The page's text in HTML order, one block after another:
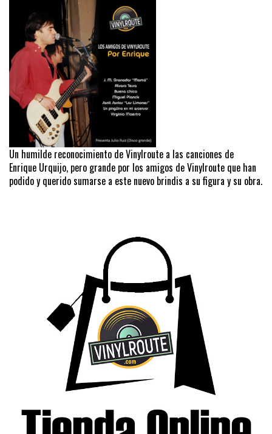
Un humilde reconocimiento de Vinylroute a las canciones de
Enrique Urquijo, pero grande por los amigos de Vinylroute que han
podido y querido sumarse a este nuevo brindis a su figura y su obra.